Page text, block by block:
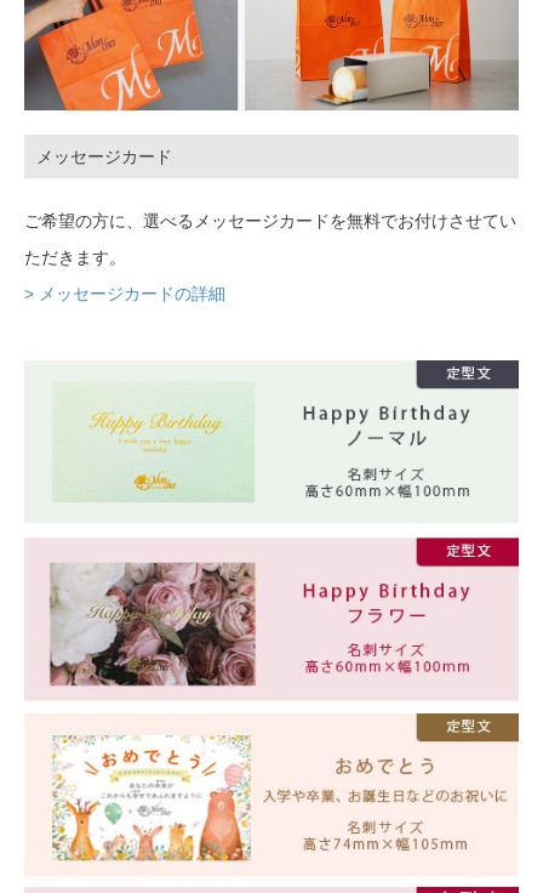
メッセージカード
ご希望の方に、選べるメッセージカードを無料でお付けさせてい
ただきます。
> メッセージカードの詳細